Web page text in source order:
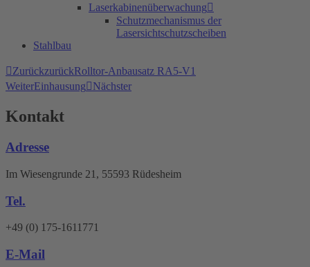
Laserkabinenüberwachung
Schutzmechanismus der
Lasersichtschutzscheiben
Stahlbau
ZurückzurückRolltor-Anbausatz RA5-V1
WeiterEinhausung Nächster
Kontakt
Adresse
Im Wiesengrunde 21, 55593 Rüdesheim
Tel.
+49 (0) 175-1611771
E-Mail